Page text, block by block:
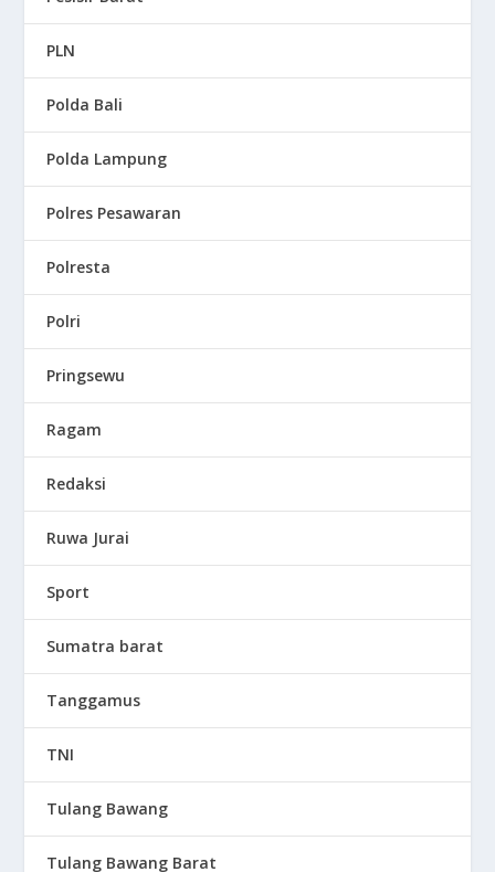
PLN
Polda Bali
Polda Lampung
Polres Pesawaran
Polresta
Polri
Pringsewu
Ragam
Redaksi
Ruwa Jurai
Sport
Sumatra barat
Tanggamus
TNI
Tulang Bawang
Tulang Bawang Barat